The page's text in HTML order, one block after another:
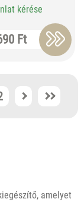
kérése
Ft
amelyet